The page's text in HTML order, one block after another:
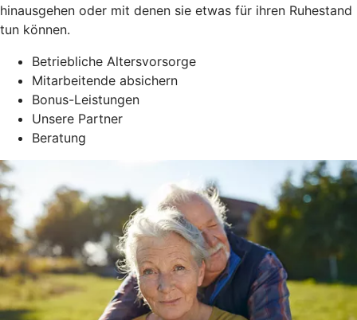
hinausgehen oder mit denen sie etwas für ihren Ruhestand
tun können.
Betriebliche Altersvorsorge
Mitarbeitende absichern
Bonus-Leistungen
Unsere Partner
Beratung